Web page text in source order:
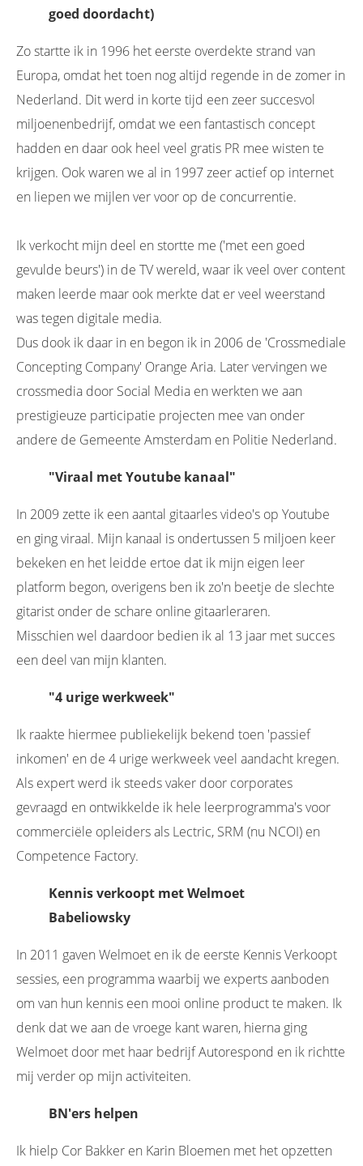
goed doordacht)
Zo startte ik in 1996 het eerste overdekte strand van
Europa, omdat het toen nog altijd regende in de zomer in
Nederland. Dit werd in korte tijd een zeer succesvol
miljoenenbedrijf, omdat we een fantastisch concept
hadden en daar ook heel veel gratis PR mee wisten te
krijgen. Ook waren we al in 1997 zeer actief op internet
en liepen we mijlen ver voor op de concurrentie.
Ik verkocht mijn deel en stortte me ('met een goed
gevulde beurs') in de TV wereld, waar ik veel over content
maken leerde maar ook merkte dat er veel weerstand
was tegen digitale media.
Dus dook ik daar in en begon ik in 2006 de 'Crossmediale
Concepting Company' Orange Aria. Later vervingen we
crossmedia door Social Media en werkten we aan
prestigieuze participatie projecten mee van onder
andere de Gemeente Amsterdam en Politie Nederland.
"Viraal met Youtube kanaal"
In 2009 zette ik een aantal gitaarles video's op Youtube
en ging viraal. Mijn kanaal is ondertussen 5 miljoen keer
bekeken en het leidde ertoe dat ik mijn eigen leer
platform begon, overigens ben ik zo'n beetje de slechte
gitarist onder de schare online gitaarleraren.
Misschien wel daardoor bedien ik al 13 jaar met succes
een deel van mijn klanten.
"4 urige werkweek"
Ik raakte hiermee publiekelijk bekend toen 'passief
inkomen' en de 4 urige werkweek veel aandacht kregen.
Als expert werd ik steeds vaker door corporates
gevraagd en ontwikkelde ik hele leerprogramma's voor
commerciële opleiders als Lectric, SRM (nu NCOI) en
Competence Factory.
Kennis verkoopt met Welmoet
Babeliowsky
In 2011 gaven Welmoet en ik de eerste Kennis Verkoopt
sessies, een programma waarbij we experts aanboden
om van hun kennis een mooi online product te maken. Ik
denk dat we aan de vroege kant waren, hierna ging
Welmoet door met haar bedrijf Autorespond en ik richtte
mij verder op mijn activiteiten.
BN'ers helpen
Ik hielp Cor Bakker en Karin Bloemen met het opzetten